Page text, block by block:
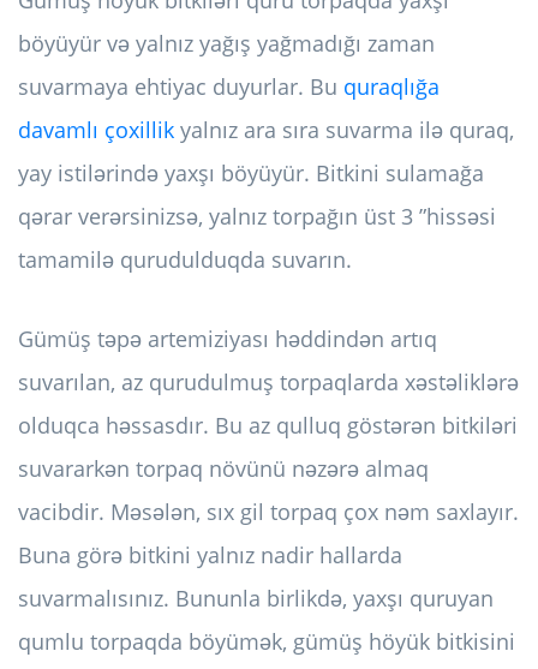
böyüyür və yalnız yağış yağmadığı zaman
suvarmaya ehtiyac duyurlar. Bu quraqlığa
davamlı çoxillik yalnız ara sıra suvarma ilə quraq,
yay istilərində yaxşı böyüyür. Bitkini sulamağa
qərar verərsinizsə, yalnız torpağın üst 3 ”hissəsi
tamamilə qurudulduqda suvarın.
Gümüş təpə artemiziyası həddindən artıq
suvarılan, az qurudulmuş torpaqlarda xəstəliklərə
olduqca həssasdır. Bu az qulluq göstərən bitkiləri
suvararkən torpaq növünü nəzərə almaq
vacibdir. Məsələn, sıx gil torpaq çox nəm saxlayır.
Buna görə bitkini yalnız nadir hallarda
suvarmalısınız. Bununla birlikdə, yaxşı quruyan
qumlu torpaqda böyümək, gümüş höyük bitkisini